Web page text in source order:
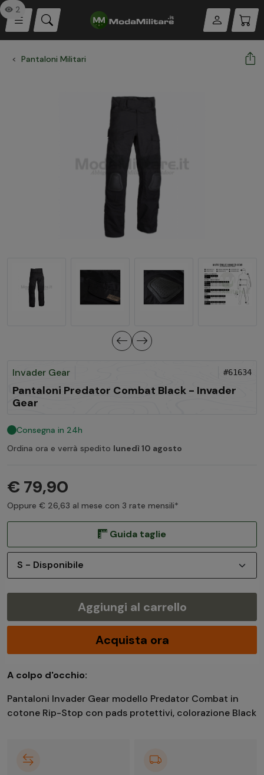
Pantaloni Militari
2
Invader Gear #61634
Pantaloni Predator Combat Black - Invader
Gear
Consegna in 24h
Ordina ora e verrà spedito lunedì 10 agosto
€ 79,90
Oppure € 26,63 al mese con 3 rate mensili*
Guida taglie
Aggiungi al carrello
Acquista ora
A colpo d'occhio:
Pantaloni Invader Gear modello Predator Combat in
cotone Rip-Stop con pads protettivi, colorazione Black